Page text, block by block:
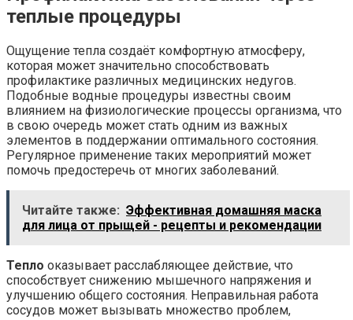
теплые процедуры
Ощущение тепла создаёт комфортную атмосферу,
которая может значительно способствовать
профилактике различных медицинских недугов.
Подобные водные процедуры известны своим
влиянием на физиологические процессы организма, что
в свою очередь может стать одним из важных
элементов в поддержании оптимального состояния.
Регулярное применение таких мероприятий может
помочь предостеречь от многих заболеваний.
Читайте также: Эффективная домашняя маска
для лица от прыщей - рецепты и рекомендации
Тепло оказывает расслабляющее действие, что
способствует снижению мышечного напряжения и
улучшению общего состояния. Неправильная работа
сосудов может вызывать множество проблем,